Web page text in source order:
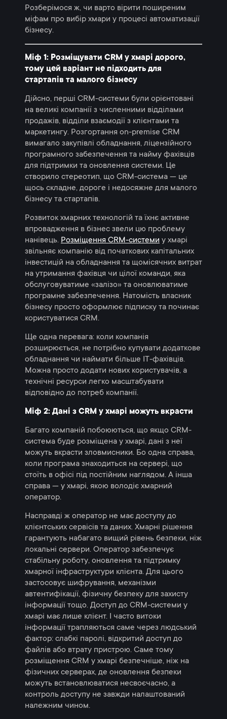
Розберімося ж, чи варто вірити поширеним
міфам про вибір хмари у процесі автоматизації
бізнесу.
Міф 1: Розміщувати CRM у хмарі дорого,
тому цей варіант не підходить для
стартапів та малого бізнесу
Дійсно, перші CRM-системи були орієнтовані
на великі компанії з численними відділами
продажів, відділи взаємодії з клієнтами та
маркетингу. Розгортання on-premise CRM
вимагало закупівлі обладнання, ліцензійного
програмного забезпечення та найму фахівців
для підтримки та оновлення системи. Це
створило стереотип, що CRM-система — це
щось складне, дороге і недосяжне для малого
бізнесу та стартапів.
Розвиток хмарних технологій та їхнє активне
впровадження в бізнес звели цю проблему
нанівець. Розміщення CRM-системи у хмарі
звільняє компанію від початкових капітальних
інвестицій на обладнання та щомісячних витрат
на утримання фахівця чи цілої команди, яка
обслуговуватиме «залізо» та оновлюватиме
програмне забезпечення. Натомість власник
бізнесу просто оформлює підписку та починає
користуватися CRM.
Ще одна перевага: коли компанія
розширюється, не потрібно купувати додаткове
обладнання чи наймати більше IT-фахівців.
Можна просто додати нових користувачів, а
технічні ресурси легко масштабувати
відповідно до потреб компанії.
Міф 2: Дані з CRM у хмарі можуть вкрасти
Багато компаній побоюються, що якщо CRM-
система буде розміщена у хмарі, дані з неї
можуть вкрасти зловмисники. Бо одна справа,
коли програма знаходиться на сервері, що
стоїть в офісі під постійним наглядом. А інша
справа — у хмарі, якою володіє хмарний
оператор.
Насправді ж оператор не має доступу до
клієнтських сервісів та даних. Хмарні рішення
гарантують набагато вищий рівень безпеки, ніж
локальні сервери. Оператор забезпечує
стабільну роботу, оновлення та підтримку
хмарної інфраструктури клієнта. Для цього
застосовує шифрування, механізми
автентифікації, фізичну безпеку для захисту
інформації тощо. Доступ до CRM-системи у
хмарі має лише клієнт. І часто витоки
інформації трапляються саме через людський
фактор: слабкі паролі, відкритий доступ до
файлів або втрату пристрою. Саме тому
розміщення CRM у хмарі безпечніше, ніж на
фізичних серверах, де оновлення безпеки
можуть встановлюватися несвоєчасно, а
контроль доступу не завжди налаштований
належним чином.